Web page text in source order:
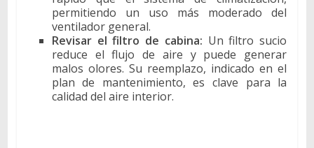
permitiendo un uso más moderado del
ventilador general.
Revisar el filtro de cabina: Un filtro sucio
reduce el flujo de aire y puede generar
malos olores. Su reemplazo, indicado en el
plan de mantenimiento, es clave para la
calidad del aire interior.